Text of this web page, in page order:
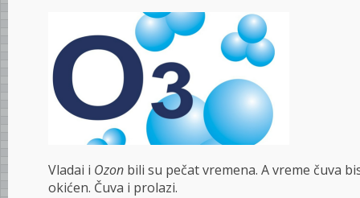
Vladai i Ozon bili su pečat vremena. A vreme čuva
okićen. Čuva i prolazi.